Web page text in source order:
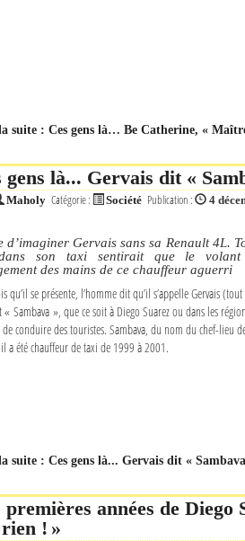
?
suite : Ces gens là… Be Catherine, «
gens là... Gervais dit «
Maholy Catégorie : Société Publication : 4
d’imaginer Gervais sans sa Renault 4L.
son taxi sentirait que le
des mains de ce chauffeur aguerri
qu’il se présente, l’homme dit qu’il s’appelle Gervais
« Sambava », que ce soit à Diego Suarez ou dans les
de conduire des touristes. Sambava, du nom du chef-lieu
a été chauffeur de taxi de 1999 à 2001.
suite : Ces gens là... Gervais dit «
premières années de Diego
! »